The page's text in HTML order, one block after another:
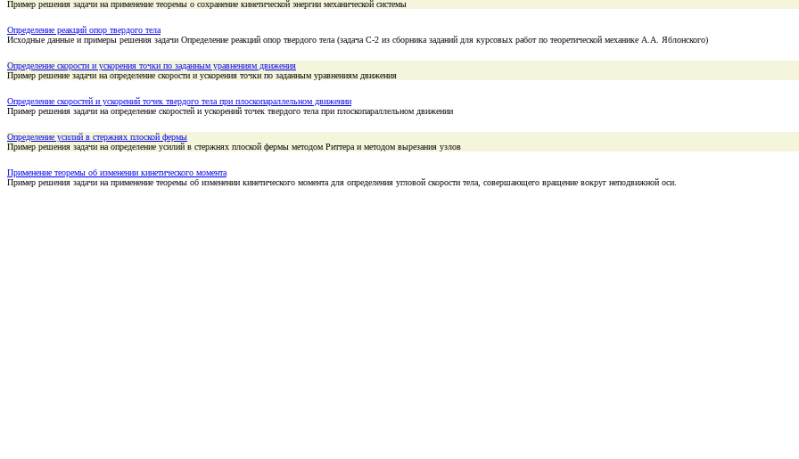
Пример решения задачи на применение теоремы о сохранение кинетической энергии механической системы
Определение реакций опор твердого тела
Исходные данные и примеры решения задачи Определение реакций опор твердого тела (задача С-2 из cборника заданий для курсовых работ по теоретической механике А.А. Яблонского)
Определение скорости и ускорения точки по заданным уравнениям движения
Пример решение задачи на определение скорости и ускорения точки по заданным уравнениям движения
Определение скоростей и ускорений точек твердого тела при плоскопараллельном движении
Пример решения задачи на определение скоростей и ускорений точек твердого тела при плоскопараллельном движении
Определение усилий в стержнях плоской фермы
Пример решения задачи на определение усилий в стержнях плоской фермы методом Риттера и методом вырезания узлов
Применение теоремы об изменении кинетического момента
Пример решения задачи на применение теоремы об изменении кинетического момента для определения угловой скорости тела, совершающего вращение вокруг неподвижной оси.